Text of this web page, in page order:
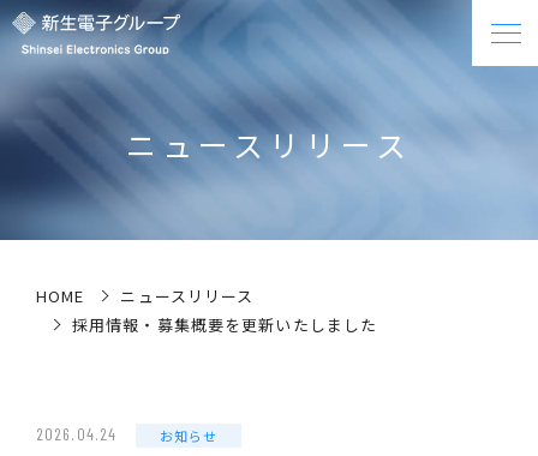
ニュースリリース
HOME
ニュースリリース
採用情報・募集概要を更新いたしました
2026.04.24 お知らせ